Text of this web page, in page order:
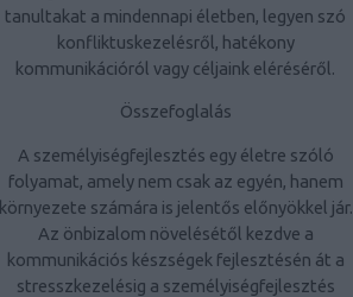
tanultakat a mindennapi életben, legyen szó
konfliktuskezelésről, hatékony
kommunikációról vagy céljaink eléréséről.
Összefoglalás
A személyiségfejlesztés egy életre szóló
folyamat, amely nem csak az egyén, hanem
környezete számára is jelentős előnyökkel jár.
Az önbizalom növelésétől kezdve a
kommunikációs készségek fejlesztésén át a
stresszkezelésig a személyiségfejlesztés